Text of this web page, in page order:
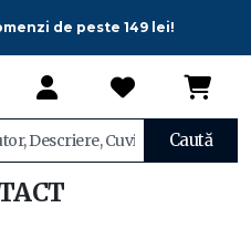
de peste 149 lei!
Caută